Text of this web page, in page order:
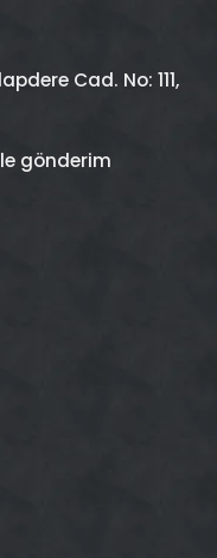
Cad. No: 111,
gönderim